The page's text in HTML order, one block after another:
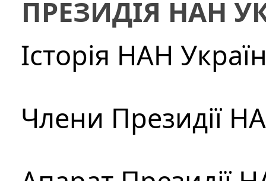
ПРЕЗИДІЯ НАН
Історія НАН
Члени Президії